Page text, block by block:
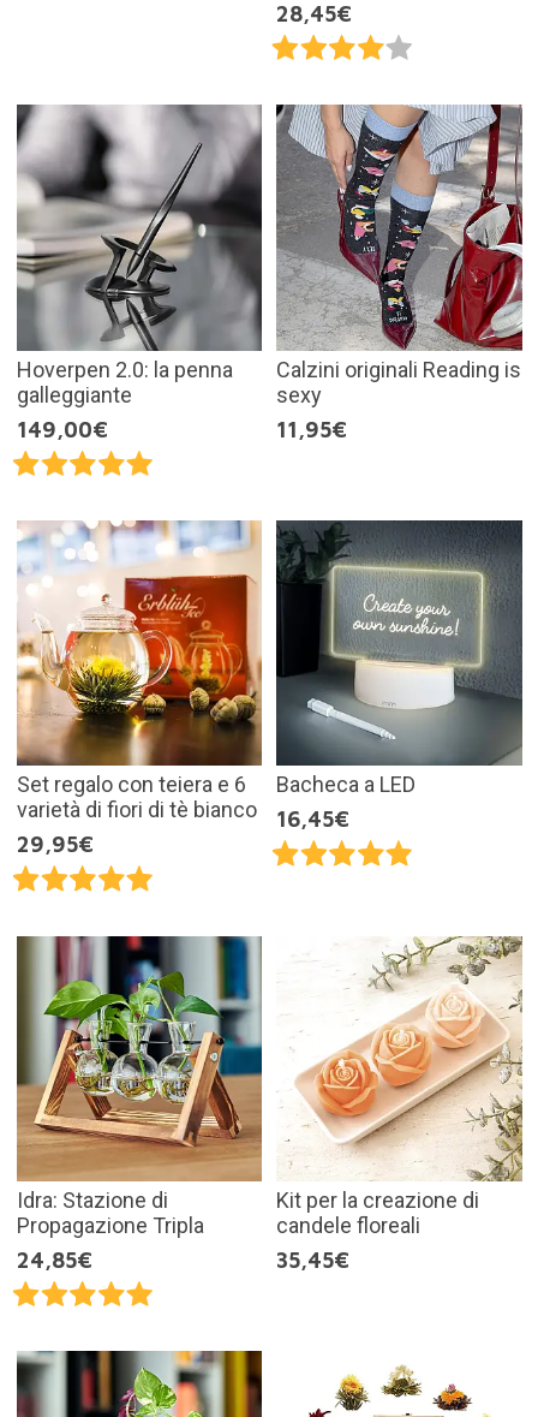
28,45€
Hoverpen 2.0: la penna
galleggiante
149,00€
Calzini originali Reading is
sexy
11,95€
Set regalo con teiera e 6
varietà di fiori di tè bianco
29,95€
Bacheca a LED
16,45€
Idra: Stazione di
Propagazione Tripla
24,85€
Kit per la creazione di
candele floreali
35,45€